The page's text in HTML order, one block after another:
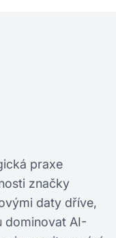
praxe
značky
daty dříve,
dominovat AI-